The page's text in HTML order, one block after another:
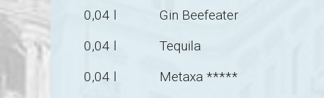
0,04 l
Gin Beefeater
0,04 l
Tequila
0,04 l
Metaxa *****